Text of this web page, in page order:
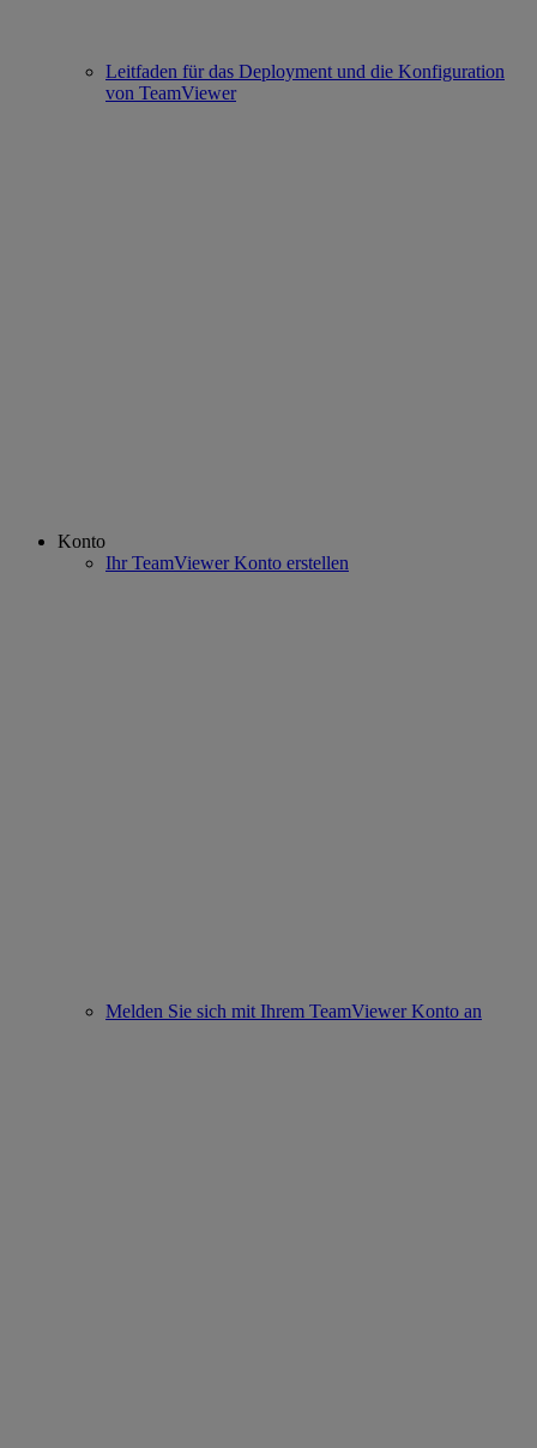
Leitfaden für das Deployment und die Konfiguration
von TeamViewer
Konto
Ihr TeamViewer Konto erstellen
Melden Sie sich mit Ihrem TeamViewer Konto an